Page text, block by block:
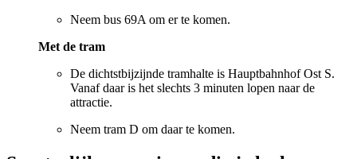
Neem bus 69A om er te komen.
Met de tram
De dichtstbijzijnde tramhalte is Hauptbahnhof Ost S.
Vanaf daar is het slechts 3 minuten lopen naar de
attractie.
Neem tram D om daar te komen.